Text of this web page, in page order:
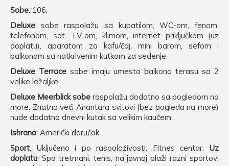
Sobe: 106.
Deluxe sobe raspolažu sa kupatilom, WC-om, fenom,
telefonom, sat. TV-om, klimom, internet priključkom (uz
doplatu), aparatom za kafu/čaj, mini barom, sefom i
balkonom sa natkrivenim kutkom za sedenje.
Deluxe Terrace sobe imaju umesto balkona terasu sa 2
velike ležaljke.
Deluxe Meerblick sobe raspolažu dodatno sa pogledom na
more. Znatno veći Anantara svitovi (bez pogleda na more)
nude dodatno dnevni kutak sa velikim kaučem.
Ishrana: Američki doručak.
Sport: Uključeno i po raspoloživosti: Fitnes centar. Uz
doplatu: Spa tretmani, tenis, na javnoj plaži razni sportovi